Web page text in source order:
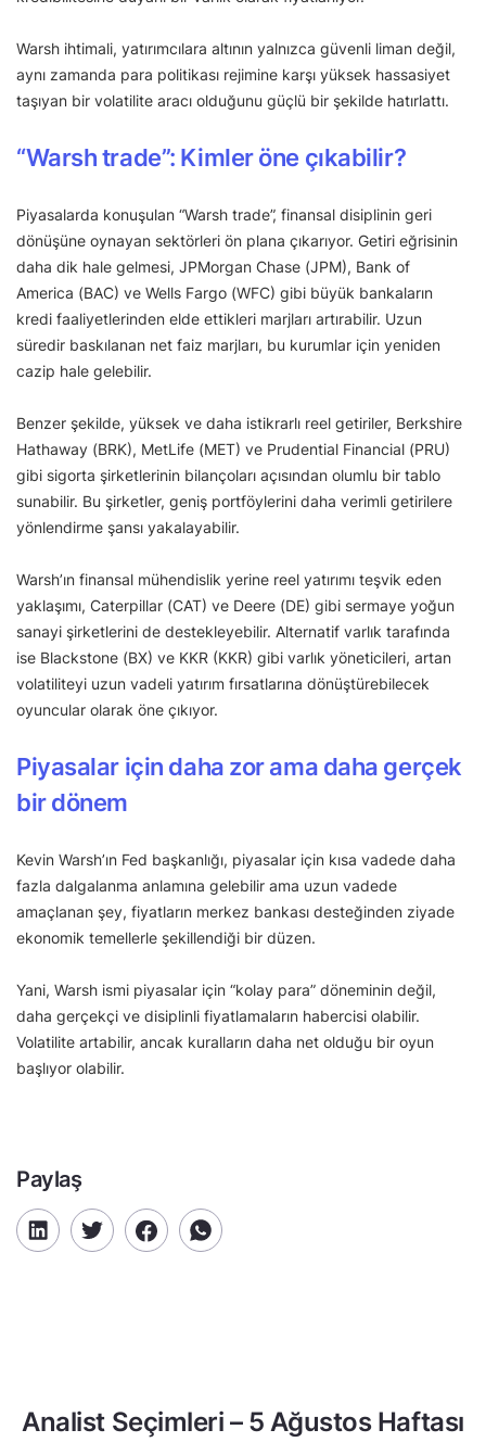
Warsh ihtimali, yatırımcılara altının yalnızca güvenli liman değil,
aynı zamanda para politikası rejimine karşı yüksek hassasiyet
taşıyan bir volatilite aracı olduğunu güçlü bir şekilde hatırlattı.
“Warsh trade”: Kimler öne çıkabilir?
Piyasalarda konuşulan “Warsh trade”, finansal disiplinin geri
dönüşüne oynayan sektörleri ön plana çıkarıyor. Getiri eğrisinin
daha dik hale gelmesi, JPMorgan Chase (JPM), Bank of
America (BAC) ve Wells Fargo (WFC) gibi büyük bankaların
kredi faaliyetlerinden elde ettikleri marjları artırabilir. Uzun
süredir baskılanan net faiz marjları, bu kurumlar için yeniden
cazip hale gelebilir.
Benzer şekilde, yüksek ve daha istikrarlı reel getiriler, Berkshire
Hathaway (BRK), MetLife (MET) ve Prudential Financial (PRU)
gibi sigorta şirketlerinin bilançoları açısından olumlu bir tablo
sunabilir. Bu şirketler, geniş portföylerini daha verimli getirilere
yönlendirme şansı yakalayabilir.
Warsh’ın finansal mühendislik yerine reel yatırımı teşvik eden
yaklaşımı, Caterpillar (CAT) ve Deere (DE) gibi sermaye yoğun
sanayi şirketlerini de destekleyebilir. Alternatif varlık tarafında
ise Blackstone (BX) ve KKR (KKR) gibi varlık yöneticileri, artan
volatiliteyi uzun vadeli yatırım fırsatlarına dönüştürebilecek
oyuncular olarak öne çıkıyor.
Piyasalar için daha zor ama daha gerçek
bir dönem
Kevin Warsh’ın Fed başkanlığı, piyasalar için kısa vadede daha
fazla dalgalanma anlamına gelebilir ama uzun vadede
amaçlanan şey, fiyatların merkez bankası desteğinden ziyade
ekonomik temellerle şekillendiği bir düzen.
Yani, Warsh ismi piyasalar için “kolay para” döneminin değil,
daha gerçekçi ve disiplinli fiyatlamaların habercisi olabilir.
Volatilite artabilir, ancak kuralların daha net olduğu bir oyun
başlıyor olabilir.
Paylaş
Analist Seçimleri – 5 Ağustos Haftası